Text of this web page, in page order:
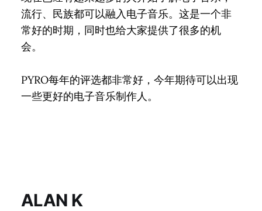
流行、民族都可以融入电子音乐。这是一个非
常好的时期，同时也给大家提供了很多的机
会。
PYRO每年的评选都非常好，今年期待可以出现
一些更好的电子音乐制作人。
ALAN K